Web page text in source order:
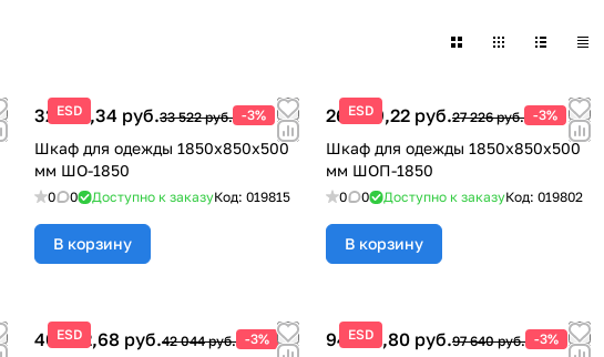
ESD
32 516,34 руб.33 522 руб. -3%
Шкаф для одежды 1850х850х500
мм ШО-1850
0 0 Доступно к заказуКод: 019815
В корзину
ESD
26 409,22 руб.27 226 руб. -3%
Шкаф для одежды 1850х850х500
мм ШОП-1850
0 0 Доступно к заказуКод: 019802
В корзину
ESD
40 782,68 руб.42 044 руб. -3% ESD
94 710,80 руб.97 640 руб. -3%